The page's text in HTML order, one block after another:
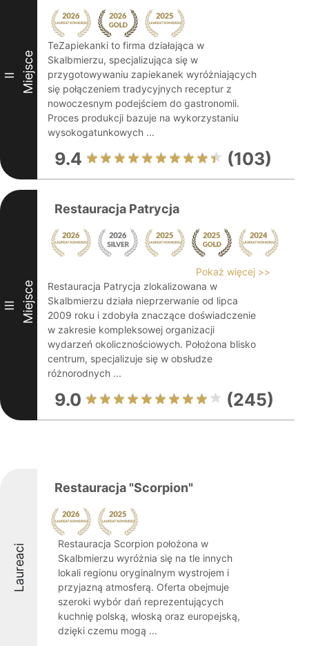
II Miejsce
TeZapiekanki to firma działająca w
Skalbmierzu, specjalizująca się w
przygotowywaniu zapiekanek wyróżniających
się połączeniem tradycyjnych receptur z
nowoczesnym podejściem do gastronomii.
Proces produkcji bazuje na wykorzystaniu
wysokogatunkowych ...
9.4 (103)
III Miejsce
Restauracja Patrycja
Pokaż więcej >>
Restauracja Patrycja zlokalizowana w
Skalbmierzu działa nieprzerwanie od lipca
2009 roku i zdobyła znaczące doświadczenie
w zakresie kompleksowej organizacji
wydarzeń okolicznościowych. Położona blisko
centrum, specjalizuje się w obsłudze
różnorodnych ...
9.0 (245)
Laureaci
Restauracja "Scorpion"
Restauracja Scorpion położona w
Skalbmierzu wyróżnia się na tle innych
lokali regionu oryginalnym wystrojem i
przyjazną atmosferą. Oferta obejmuje
szeroki wybór dań reprezentujących
kuchnię polską, włoską oraz europejską,
dzięki czemu mogą ...